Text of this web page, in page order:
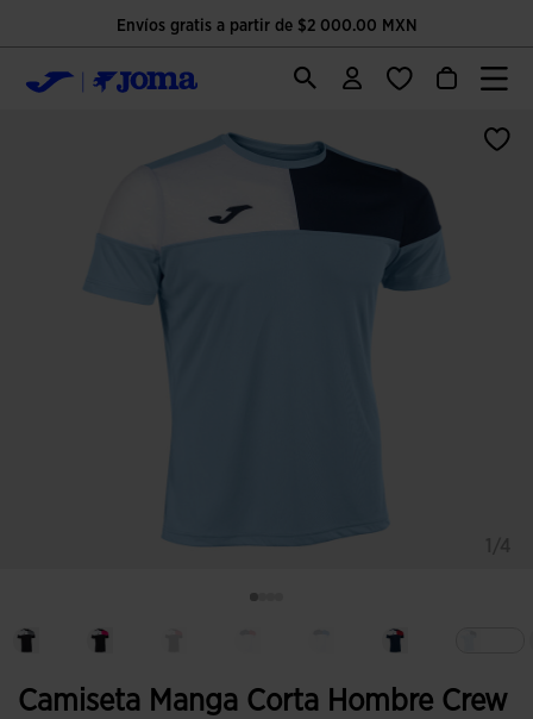
Envíos gratis a partir de $2 000.00 MXN
Camiseta Manga Corta Hombre Crew